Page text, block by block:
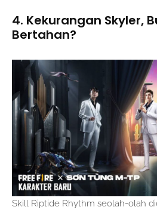
4. Kekurangan Skyler,
Bertahan?
Skill Riptide Rhythm seolah-olah